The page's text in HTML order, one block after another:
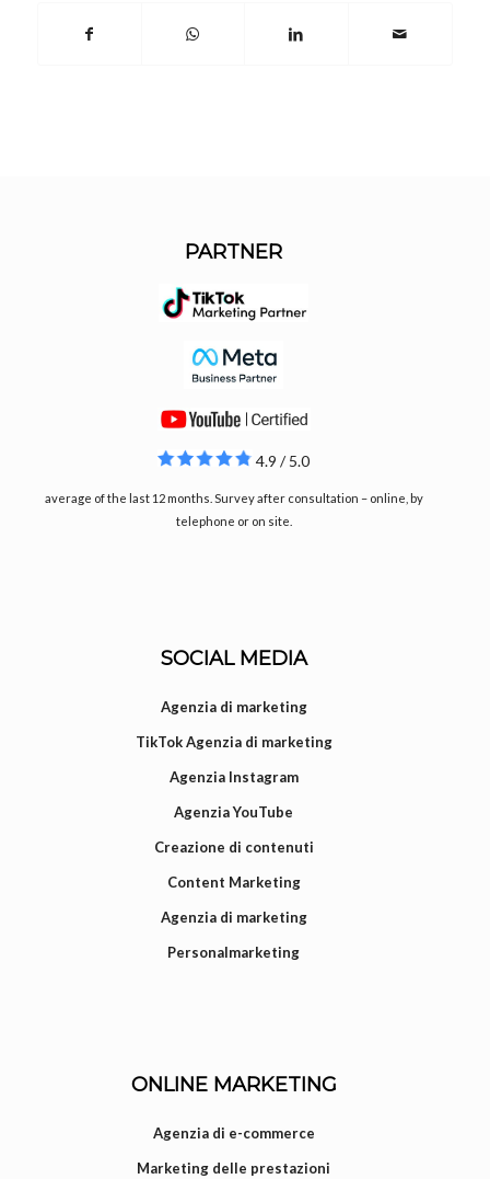
PARTNER
4.9 / 5.0
average of the last 12 months. Survey after consultation – online, by
telephone or on site.
SOCIAL MEDIA
Agenzia di marketing
TikTok Agenzia di marketing
Agenzia Instagram
Agenzia YouTube
Creazione di contenuti
Content Marketing
Agenzia di marketing
Personalmarketing
ONLINE MARKETING
Agenzia di e-commerce
Marketing delle prestazioni